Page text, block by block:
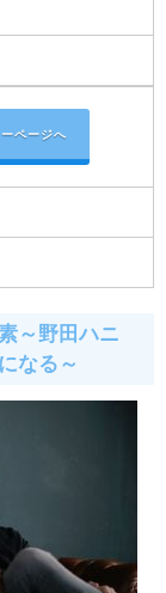
ページへ
～野田ハニ
なる～